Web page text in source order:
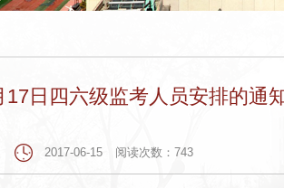
17日四六级监考人员安排的通
2017-06-15 阅读次数： 743